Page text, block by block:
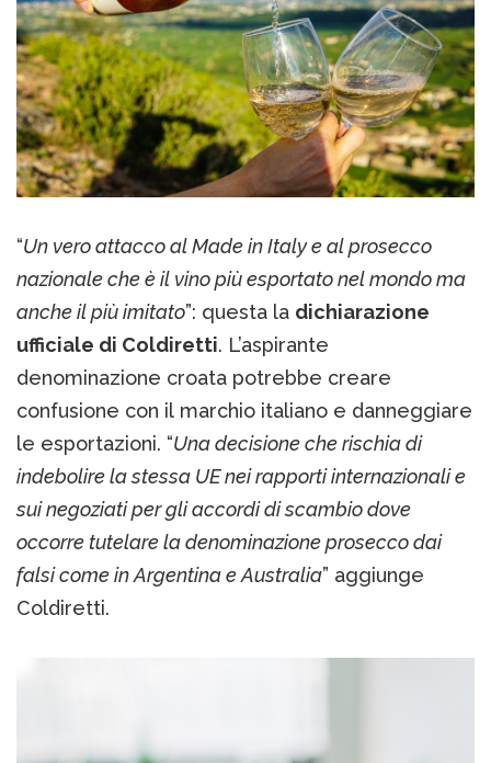
“Un vero attacco al Made in Italy e al prosecco
nazionale che è il vino più esportato nel mondo ma
anche il più imitato”: questa la dichiarazione
ufficiale di Coldiretti. L’aspirante
denominazione croata potrebbe creare
confusione con il marchio italiano e danneggiare
le esportazioni. “Una decisione che rischia di
indebolire la stessa UE nei rapporti internazionali e
sui negoziati per gli accordi di scambio dove
occorre tutelare la denominazione prosecco dai
falsi come in Argentina e Australia” aggiunge
Coldiretti.